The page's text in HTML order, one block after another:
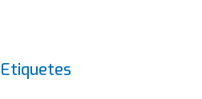
Etiquetes